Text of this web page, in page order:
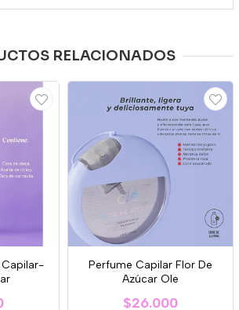
RELACIONADOS
Capilar-
Perfume Capilar Flor De
Azúcar Ole
$26.000